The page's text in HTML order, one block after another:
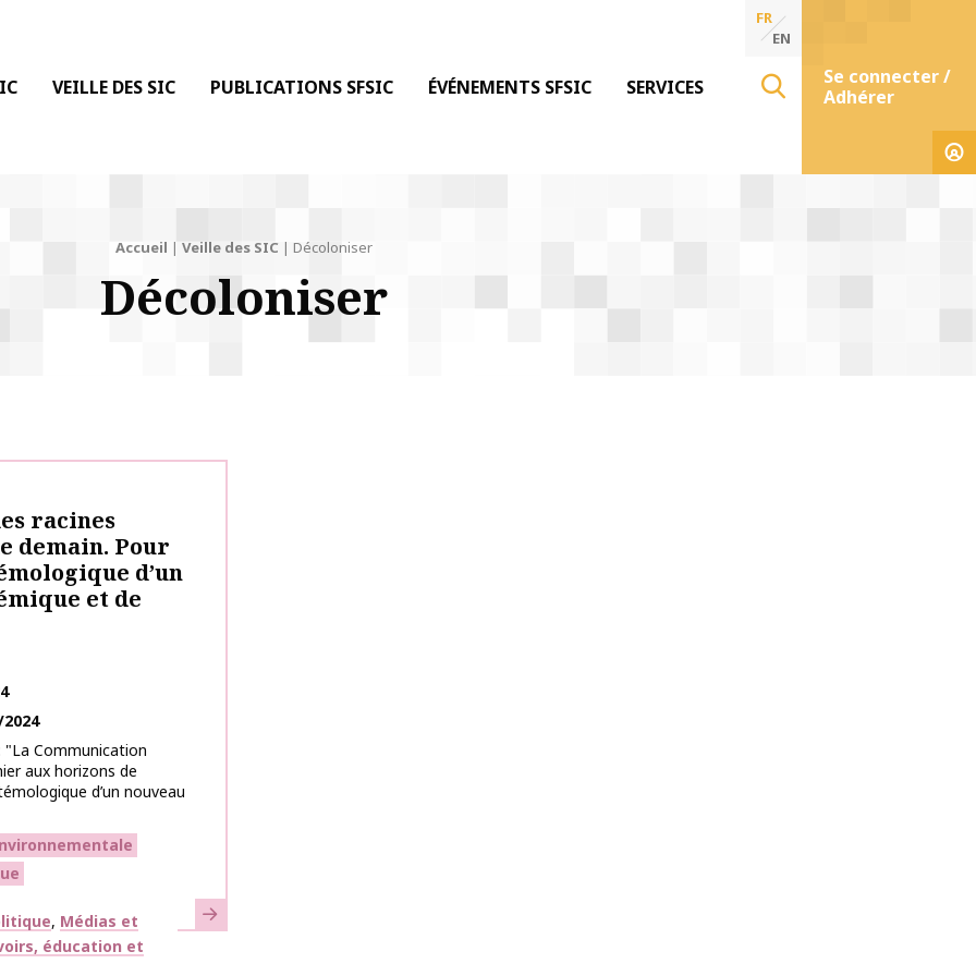
LA COMMUNICATION
VEILLE DES SIC PUBLICATIONS SFSIC ÉVÉNEMENTS SFSIC SERVICES
FR
EN
Se connecter /
Adhérer
Accueil | Veille des SIC | Décoloniser
Décoloniser
racines
demain. Pour
d’un
et de
Communication
aux horizons de
d’un nouveau
Médias et
éducation et
En savoir plus